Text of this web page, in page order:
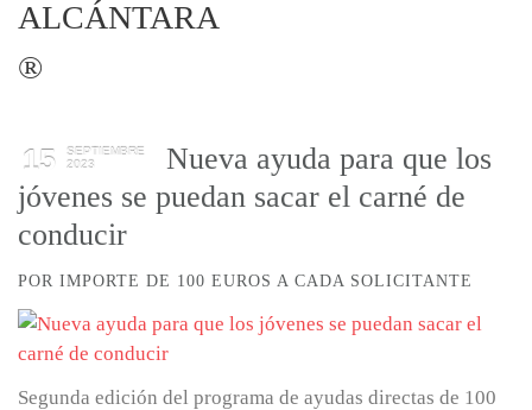
15
SEPTIEMBRE
2023
Nueva ayuda para que los
jóvenes se puedan sacar el carné de
conducir
POR IMPORTE DE 100 EUROS A CADA SOLICITANTE
Segunda edición del programa de ayudas directas de 100